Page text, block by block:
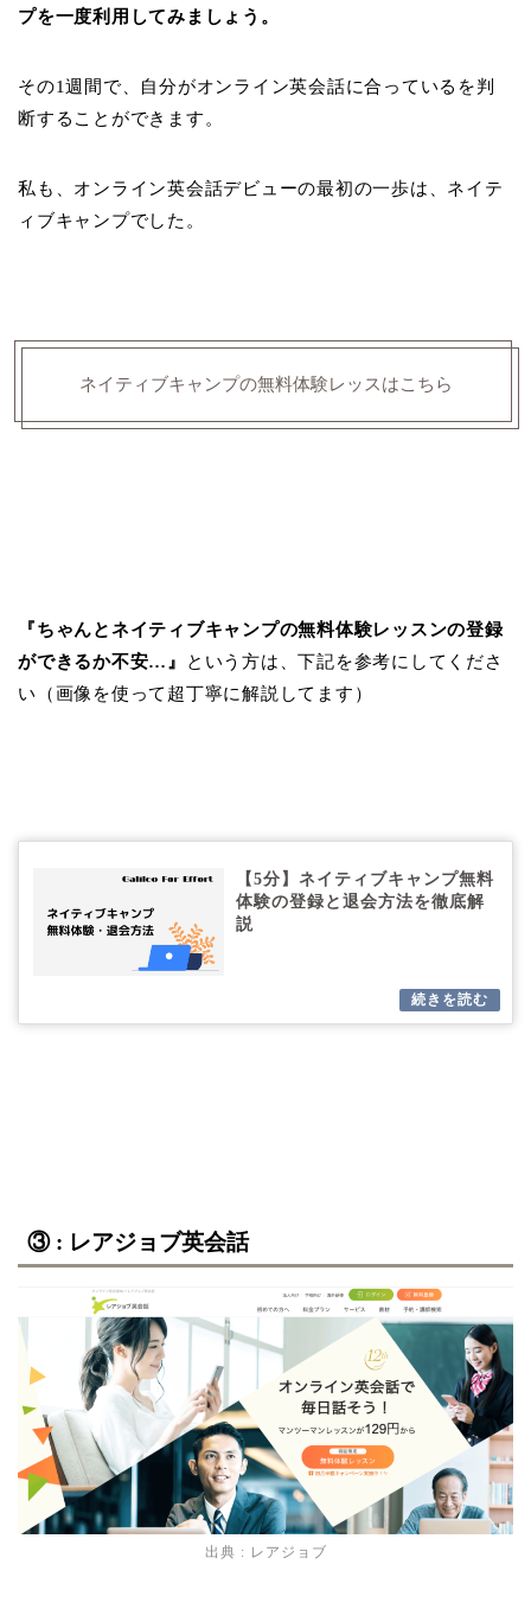
プを一度利用してみましょう。
その1週間で、自分がオンライン英会話に合っているを判
断することができます。
私も、オンライン英会話デビューの最初の一歩は、ネイテ
ィブキャンプでした。
ネイティブキャンプの無料体験レッスはこちら
『ちゃんとネイティブキャンプの無料体験レッスンの登録
ができるか不安…』
という方は、下記を参考にしてくださ
い（画像を使って超丁寧に解説してます）
【5分】ネイティブキャンプ無料
体験の登録と退会方法を徹底解
説
③ : レアジョブ英会話
出典 : レアジョブ